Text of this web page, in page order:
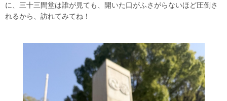
に、三十三間堂は誰が見ても、開いた口がふさがらないほど圧倒さ
れるから、訪れてみてね！